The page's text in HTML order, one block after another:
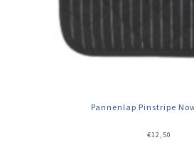
Pannenlap Pinstripe
€12,50